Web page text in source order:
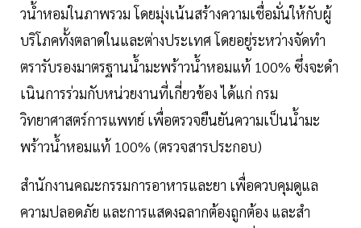
วนํ้าหอมในภาพรวม โดยมุ่งเน้นสร้างความเชื่อมั่นให้กับผู้
บริโภคทั้งตลาดในและต่างประเทศ โดยอยู่ระหว่างจัดทํา
ตรารับรองมาตรฐานนํ้ามะพร้าวนํ้าหอมแท้ 100% ซึ่งจะดํา
เนินการร่วมกับหน่วยงานที่เกี่ยวข้อง ได้แก่ กรม
วิทยาศาสตร์การแพทย์ เพื่อตรวจยืนยันความเป็นนํ้ามะ
พร้าวนํ้าหอมแท้ 100% (ตรวจสารประกอบ)
สํานักงานคณะกรรมการอาหารและยา เพื่อควบคุมดูแล
ความปลอดภัย และการแสดงฉลากต้องถูกต้อง และสํา